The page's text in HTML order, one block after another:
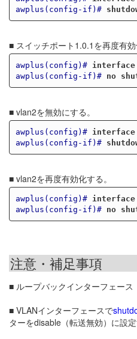
awplus(config-if)#
■ スイッチポート1.0.1を再度有効
awplus(config)#
awplus(config-if)#
no
■ vlan2を無効にする。
awplus(config)# interface
awplus(config-if)#
■ vlan2を再度有効化する。
awplus(config)# interface
awplus(config-if)#
no
注意・補足事項
■ ループバックインターフェース
■ VLANインターフェースで
ターをdisable（転送無効）に設定